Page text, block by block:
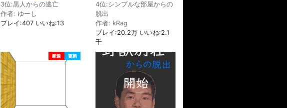
3位:黒人からの逃亡
作者: ゆーし
プレイ:407 いいね:13
4位:シンプルな部屋からの
脱出
作者: kRag
プレイ:20.2万 いいね:2.1
千